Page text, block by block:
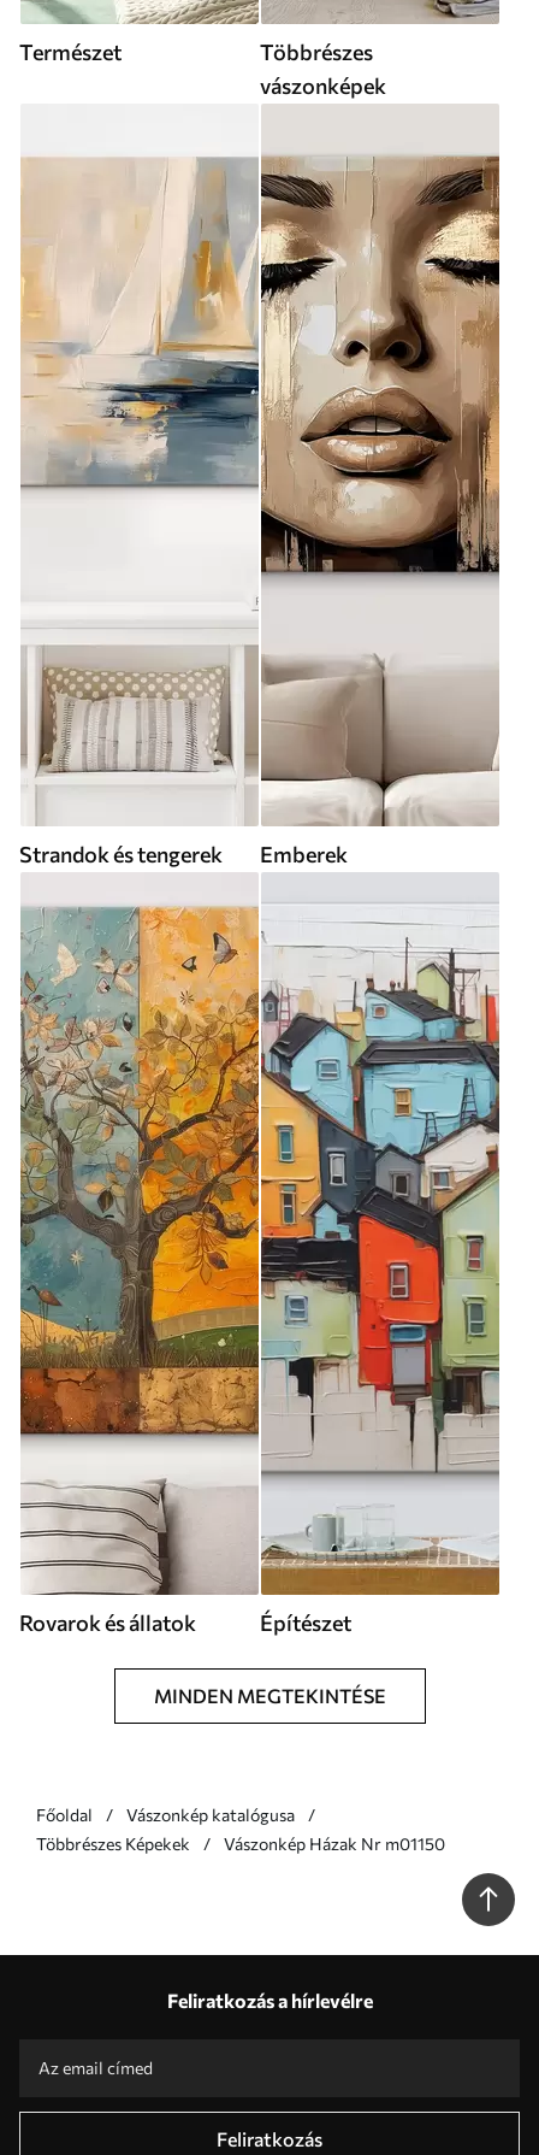
Természet
Többrészes
vászonképek
Strandok és tengerek Emberek
Rovarok és állatok Építészet
MINDEN MEGTEKINTÉSE
Főoldal
Vászonkép katalógusa
Többrészes Képekek
Vászonkép Házak Nr m01150
Feliratkozás a hírlevélre
Feliratkozás